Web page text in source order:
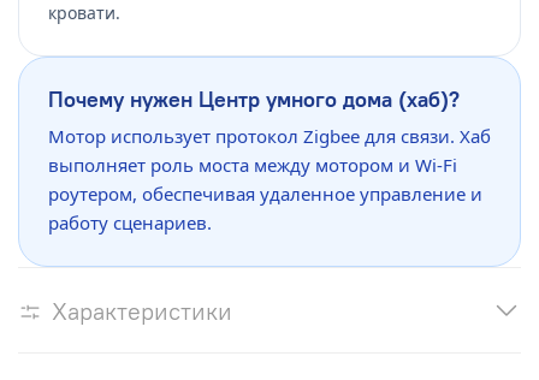
кровати.
Почему нужен Центр умного дома (хаб)?
Мотор использует протокол Zigbee для связи. Хаб
выполняет роль моста между мотором и Wi-Fi
роутером, обеспечивая удаленное управление и
работу сценариев.
Характеристики